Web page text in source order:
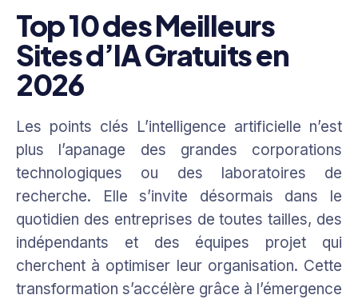
Top 10 des Meilleurs
Sites d’IA Gratuits en
2026
Les points clés L’intelligence artificielle n’est
plus l’apanage des grandes corporations
technologiques ou des laboratoires de
recherche. Elle s’invite désormais dans le
quotidien des entreprises de toutes tailles, des
indépendants et des équipes projet qui
cherchent à optimiser leur organisation. Cette
transformation s’accélère grâce à l’émergence